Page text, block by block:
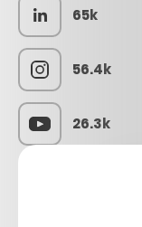
65k
56.4k
26.3k